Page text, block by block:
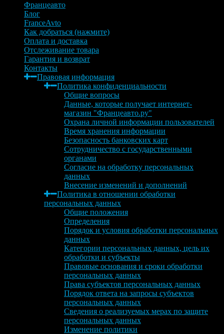
Францеавто
Блог
FranceAvto
Как добраться (нажмите)
Оплата и доставка
Отслеживание товара
Гарантия и возврат
Контакты
Правовая информация
Политика конфиденциальности
Общие вопросы
Данные, которые получает интернет-
магазин "Францеавто.ру"
Охрана личной информации пользователей
Время хранения информации
Безопасность банковских карт
Сотрудничество с государственными
органами
Согласие на обработку персональных
данных
Внесение изменений и дополнений
Политика в отношении обработки
персональных данных
Общие положения
Определения
Порядок и условия обработки персональных
данных
Категории персональных данных, цель их
обработки и субъекты
Правовые основания и сроки обработки
персональных данных
Права субъектов персональных данных
Порядок ответа на запросы субъектов
персональных данных
Сведения о реализуемых мерах по защите
персональных данных
Изменение политики